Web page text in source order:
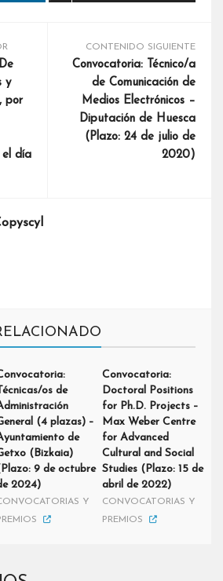
y
por
el día
CONTENIDO SIGUIENTE
Convocatoria: Técnico/a
de Comunicación de
Medios Electrónicos –
Diputación de Huesca
(Plazo: 24 de julio de
2020)
os de
(4 plazas) –
de
(Bizkaia)
9 de octubre
2024)
Y
Convocatoria:
Doctoral Positions
for Ph.D. Projects –
Max Weber Centre
for Advanced
Cultural and Social
Studies (Plazo: 15 de
abril de 2022)
CONVOCATORIAS Y
PREMIOS